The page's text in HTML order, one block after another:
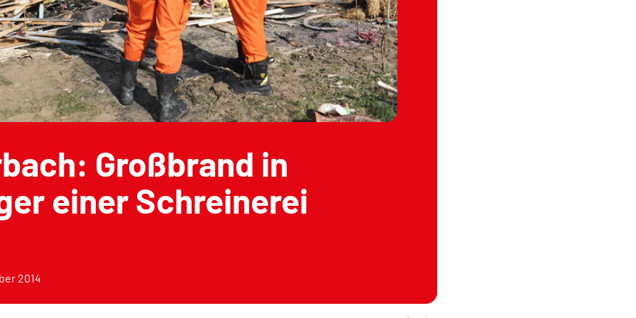
Großbrand in
einer Schreinerei
2014